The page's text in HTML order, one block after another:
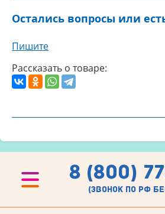
Остались вопросы или
Пишите
Рассказать о товаре:
8 (800)
(звонок по рф